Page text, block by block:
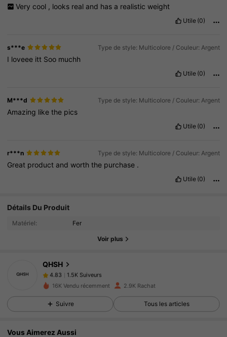
Very cool , looks real and has a realistic weight
Utile (0)
s***e Type de style: Multicolore / Couleur: Argent
I loveee itt Soo muchh
Utile (0)
M***d Type de style: Multicolore / Couleur: Argent
Amazing likethe pics
Utile (0)
r***n Type de style: Multicolore / Couleur: Argent
Great product andworththe purchase .
Utile (0)
Détails Du Produit
Matériel: Fer
Voir plus
QHSH
4.83 1.5K Suiveurs
1.5K Suiveurs
1.5K Suiveurs
4.83
1.5K Suiveurs
a suivi
4.83
1.5K Suiveurs
4.83 1.5K Suiveurs
16K Vendu récemment 2.9K Rachat
Suivre Tous les articles
Vous Aimerez Aussi